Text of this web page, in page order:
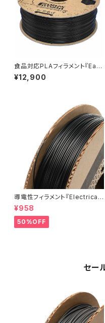
食品対応PLAフィラメント『Eas
yFil ePLA』
¥12,900
導電性フィラメント『Electricall
y Conductive Composite P
LA』5M
¥958
50%OFF
セー